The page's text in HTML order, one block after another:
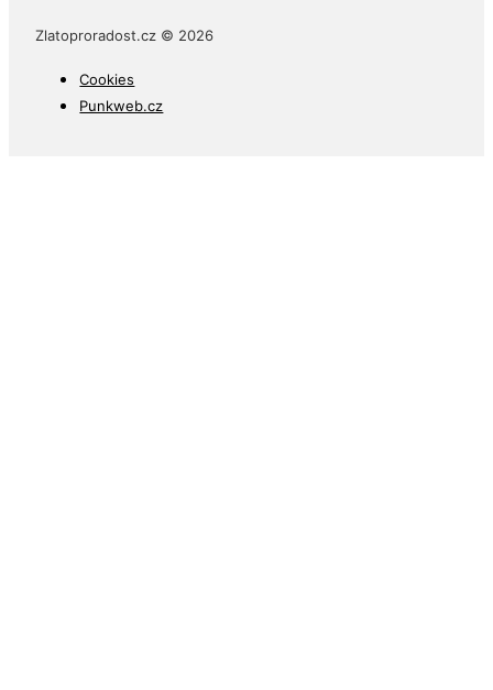
Zlatoproradost.cz © 2026
Cookies
Punkweb.cz